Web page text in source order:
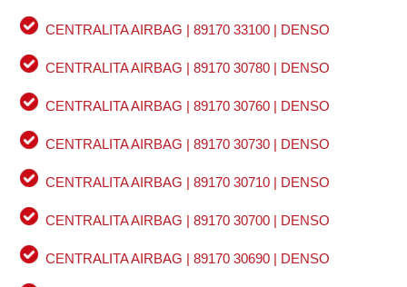
CENTRALITA AIRBAG | 89170 33100 | DENSO
CENTRALITA AIRBAG | 89170 30780 | DENSO
CENTRALITA AIRBAG | 89170 30760 | DENSO
CENTRALITA AIRBAG | 89170 30730 | DENSO
CENTRALITA AIRBAG | 89170 30710 | DENSO
CENTRALITA AIRBAG | 89170 30700 | DENSO
CENTRALITA AIRBAG | 89170 30690 | DENSO